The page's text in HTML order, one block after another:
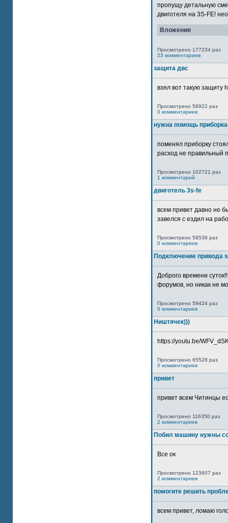
пропущу детальную
двиготеля на 3S-FE!
Вложения
Просмотрено 177234 раз
23 комментариев
защита двс
взял вот такую защиту
Просмотрено 58922 раз
0 комментариев
нужна помощь
поменял приборку
расход не правильный
Просмотрено 102721 раз
1 комментарий
двиготель 3s-fe
всем привет давно не
завелся с ездил на
Просмотрено 58538 раз
0 комментариев
Подключение привода
Доброго времени
форумов, но никак не
Просмотрено 59424 раз
0 комментариев
Ништячек)))
https://youtu.be/
Просмотрено 65528 раз
0 комментариев
привет
привет всем Читинцы
Просмотрено 116350 раз
2 комментариев
Побил машину нужны
Все ок
Просмотрено 123607 раз
2 комментариев
помогите решить
всем привет, ломаю